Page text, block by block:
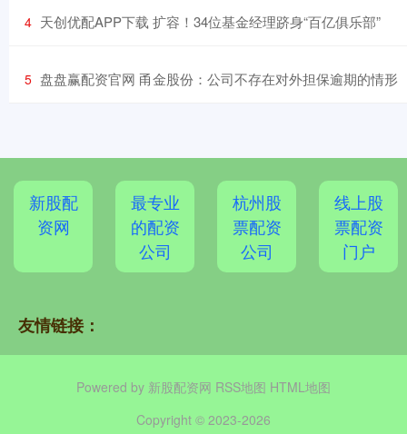
4 ​天创优配APP下载 扩容！34位基金经理跻身“百亿俱乐部”
5 ​盘盘赢配资官网 甬金股份：公司不存在对外担保逾期的情形
新股配
资网
最专业
的配资
公司
杭州股
票配资
公司
线上股
票配资
门户
友情链接：
Powered by 新股配资网 RSS地图 HTML地图
Copyright © 2023-2026